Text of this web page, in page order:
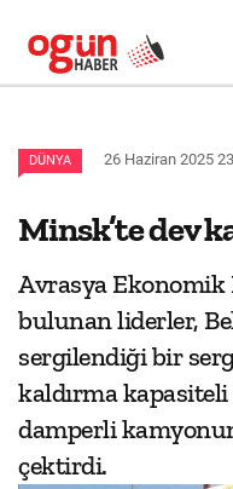
DÜNYA 26 Haziran 2025
Minsk’te dev
Avrasya
bulunan liderler,
sergilendiği bir
kaldırma
damperli
çektirdi.